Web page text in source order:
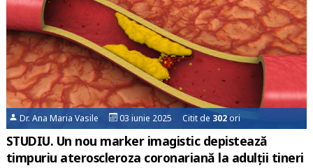
Dr. Ana Maria Vasile 03 iunie 2025 Citit de 302 ori
STUDIU. Un nou marker imagistic depistează
timpuriu ateroscleroza coronariană la adulții tineri